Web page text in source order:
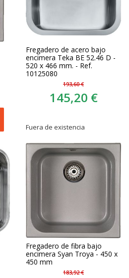
Fregadero de acero bajo
encimera Teka BE 52.46 D -
520 x 466 mm. - Ref.
10125080
193,60 €
145,20 €
Fuera de existencia
Fregadero de fibra bajo
encimera Syan Troya - 450 x
450 mm
183,92 €